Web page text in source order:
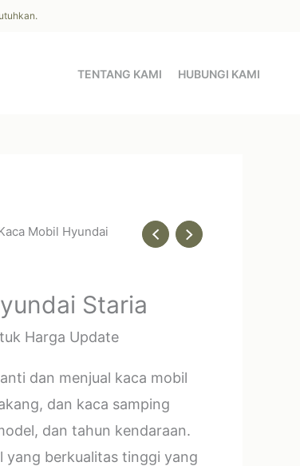
TENTANG KAMI HUBUNGI KAMI
Mobil Hyundai
Staria
Harga Update
dan menjual kaca mobil
dan kaca samping
dan tahun kendaraan.
yang berkualitas tinggi yang